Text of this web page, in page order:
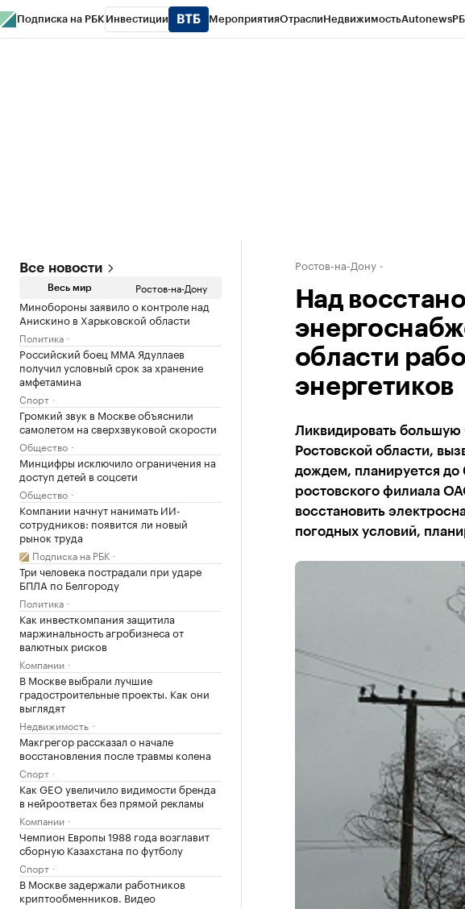
Подписка на РБК Инвестиции МероприятияОтраслиНедвижимостьAutonews
Все новости
Весь мир Ростов-на-Дону
Минобороны заявило о контроле над
Анискино в Харьковской области
Политика
Российский боец ММА Ядуллаев
получил условный срок за хранение
амфетамина
Спорт
Громкий звук в Москве объяснили
самолетом на сверхзвуковой скорости
Общество
Минцифры исключило ограничения на
доступ детей в соцсети
Общество
Компании начнут нанимать ИИ-
сотрудников: появится ли новый
рынок труда
Подписка на РБК
Три человека пострадали при ударе
БПЛА по Белгороду
Политика
Как инвесткомпания защитила
маржинальность агробизнеса от
валютных рисков
Компании
В Москве выбрали лучшие
градостроительные проекты. Как они
выглядят
Недвижимость
Макгрегор рассказал о начале
восстановления после травмы колена
Спорт
Как GEO увеличило видимости бренда
в нейроответах без прямой рекламы
Компании
Чемпион Европы 1988 года возглавит
сборную Казахстана по футболу
Спорт
В Москве задержали работников
криптообменников. Видео
Ростов-на-Дону
Над
области
энергетиков
Ликвидировать большую
Ростовской области,
дождем, планируется
ростовского филиала
восстановить
погодных условий,